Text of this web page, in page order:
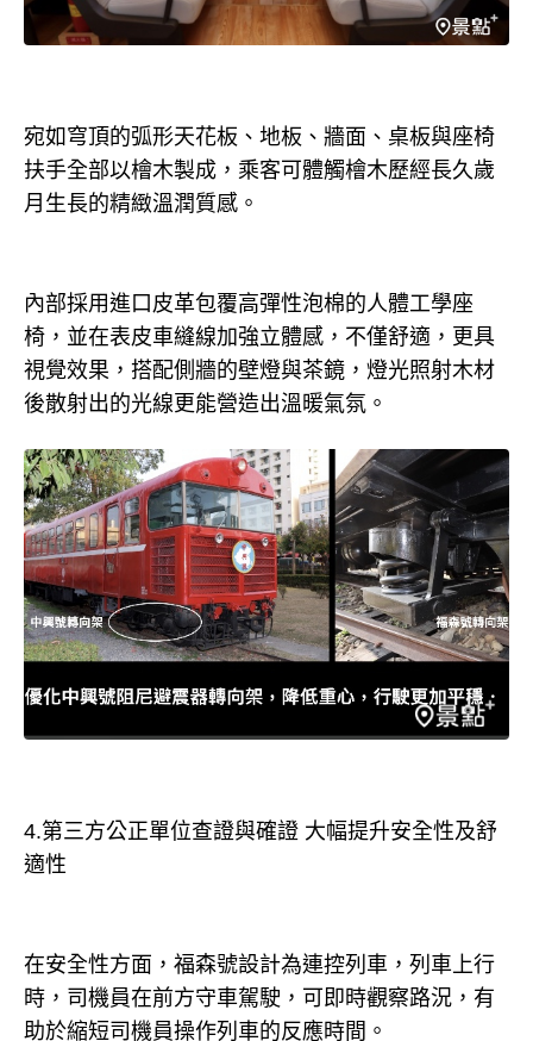
宛如穹頂的弧形天花板、地板、牆面、桌板與座椅
扶手全部以檜木製成，乘客可體觸檜木歷經長久歲
月生長的精緻溫潤質感。
內部採用進口皮革包覆高彈性泡棉的人體工學座
椅，並在表皮車縫線加強立體感，不僅舒適，更具
視覺效果，搭配側牆的壁燈與茶鏡，燈光照射木材
後散射出的光線更能營造出溫暖氣氛。
4.第三方公正單位查證與確證 大幅提升安全性及舒
適性
在安全性方面，福森號設計為連控列車，列車上行
時，司機員在前方守車駕駛，可即時觀察路況，有
助於縮短司機員操作列車的反應時間。